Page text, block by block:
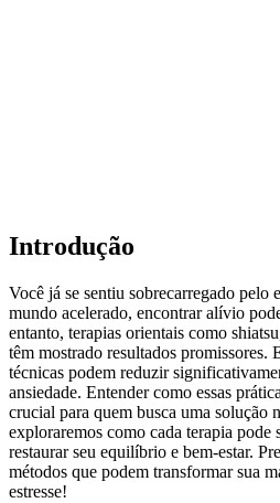
Introdução
Você já se sentiu sobrecarregado pelo
mundo acelerado, encontrar alívio
entanto, terapias orientais como
têm mostrado resultados promissores.
técnicas podem reduzir
ansiedade. Entender como essas
crucial para quem busca uma solução
exploraremos como cada terapia pode
restaurar seu equilíbrio e bem-estar.
métodos que podem transformar sua
estresse!